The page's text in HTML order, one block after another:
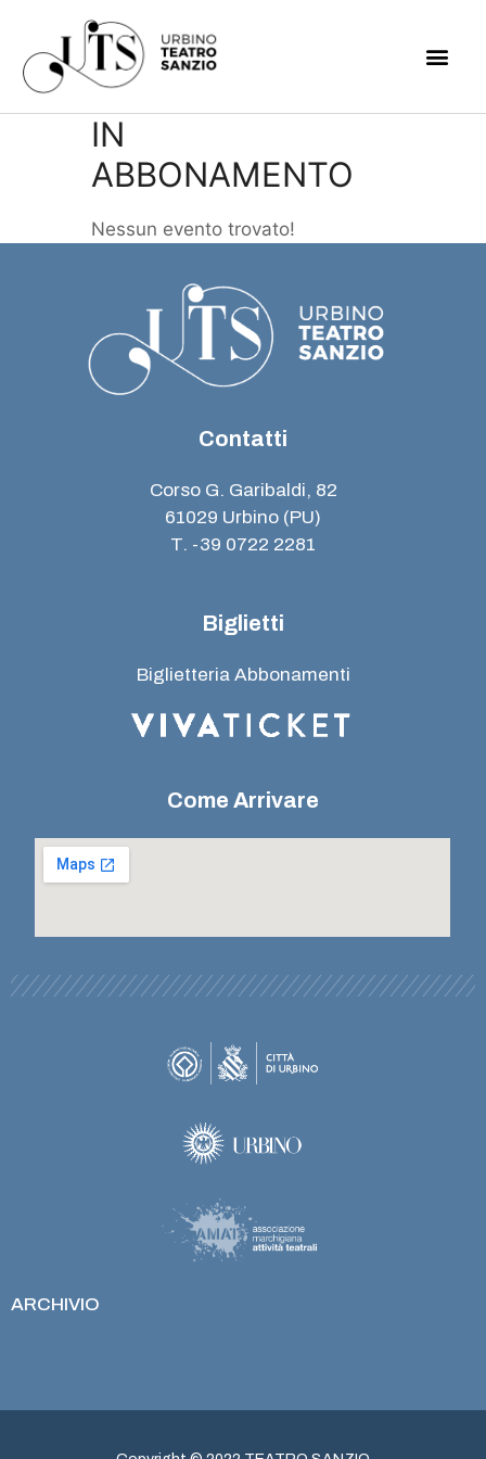
IN
ABBONAMENTO
Nessun evento trovato!
Contatti
Corso G. Garibaldi, 82
61029 Urbino (PU)
T. -39 0722 2281
Biglietti
Biglietteria Abbonamenti
Come Arrivare
ARCHIVIO